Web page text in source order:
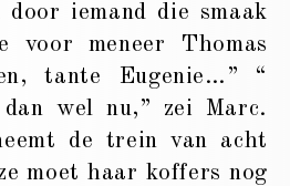
iemand die smaak
voor meneer Thomas
tante Eugenie…” “
wel nu,” zei Marc.
de trein van acht
moet haar koffers nog